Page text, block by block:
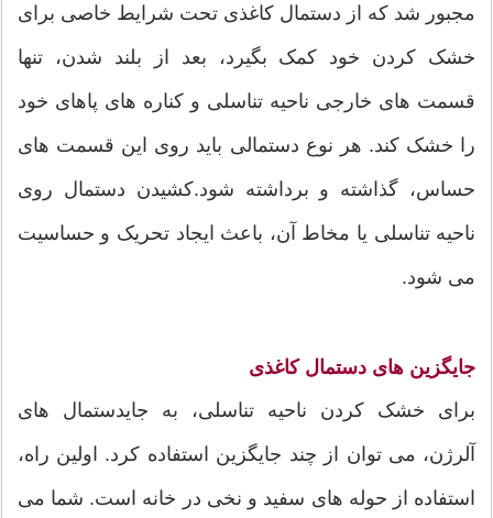
مجبور شد که از دستمال کاغذی تحت شرایط خاصی برای
خشک کردن خود کمک بگیرد، بعد از بلند شدن، تنها
قسمت های خارجی ناحیه تناسلی و کناره های پاهای خود
را خشک کند. هر نوع دستمالی باید روی این قسمت های
حساس، گذاشته و برداشته شود.کشیدن دستمال روی
ناحیه تناسلی یا مخاط آن، باعث ایجاد تحریک و حساسیت
می شود.
جایگزین های دستمال کاغذی
برای خشک کردن ناحیه تناسلی، به جایدستمال های
آلرژن، می توان از چند جایگزین استفاده کرد. اولین راه،
استفاده از حوله های سفید و نخی در خانه است. شما می